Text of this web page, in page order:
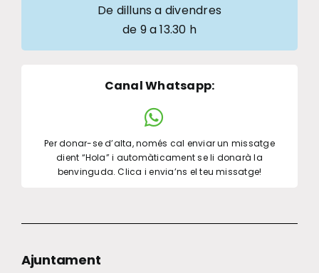
De dilluns a divendres
de 9 a 13.30 h
Canal Whatsapp:
Per donar-se d’alta, només cal enviar un missatge
dient “Hola” i automàticament se li donarà la
benvinguda. Clica i envia’ns el teu missatge!
Ajuntament